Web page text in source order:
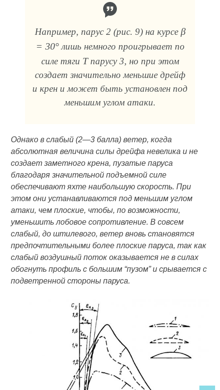
Например, парус 2 (рис. 9) на курсе β
= 30°лишь немного проигрывает по
силе тяги Tпарусу 3, но при этом
создает значительно меньшие дрейф
и крен и может быть установлен под
меньшим углом атаки.
Однако в слабый (2—3 балла) ветер, когда
абсолютная величина силы дрейфа невелика и не
создает заметного крена, пузатые паруса
благодаря значительной подъемной силе
обеспечивают яхте наибольшую скорость. При
этом они устанавливаются под меньшим углом
атаки, чем плоские, чтобы, по возможности,
уменьшить лобовое сопротивление. В совсем
слабый, до штилевого, ветер вновь становятся
предпочтительными более плоские паруса, так как
слабый воздушный поток оказывается не в силах
обогнуть профиль с большим “пузом” и срывается с
подветренной стороны паруса.